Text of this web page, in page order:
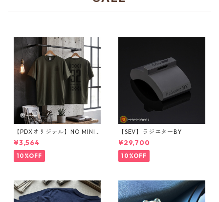
【PDXオリジナル】NO MINI
NO LIFE Tシャツ Sサイズ
¥3,564
10%OFF
【SEV】ラジエターBY
¥29,700
10%OFF